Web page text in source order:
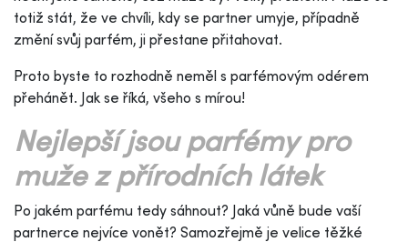
totiž stát, že ve chvíli, kdy se partner umyje, případně
změní svůj parfém, ji přestane přitahovat.
Proto byste to rozhodně neměl s parfémovým odérem
přehánět. Jak se říká, všeho s mírou!
Nejlepší jsou parfémy pro
muže z přírodních látek
Po jakém parfému tedy sáhnout? Jaká vůně bude vaší
partnerce nejvíce vonět? Samozřejmě je velice těžké